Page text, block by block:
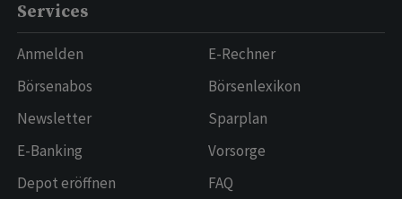
Services
Anmelden
Börsenabos
Newsletter
E-Banking
Depot eröffnen
E-Rechner
Börsenlexikon
Sparplan
Vorsorge
FAQ